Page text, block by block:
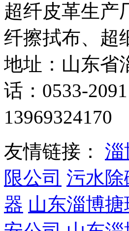
超纤皮革生产
纤擦拭布、超
地址：山东省
话：0533-
友情链接： 淄
限公司 污水除
器 山东淄博